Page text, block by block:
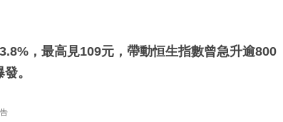
，最高見109元，帶動恒生指數曾急升逾800
。